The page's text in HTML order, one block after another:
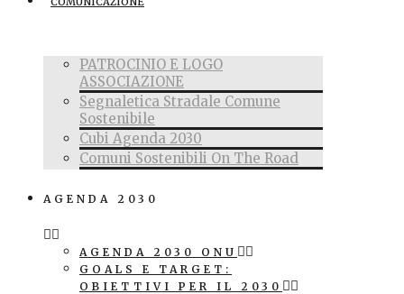
PATROCINIO E LOGO
ASSOCIAZIONE
Segnaletica Stradale Comune
Sostenibile
Cubi Agenda 2030
Comuni Sostenibili On The Road
AGENDA 2030
AGENDA 2030 ONU
GOALS E TARGET:
OBIETTIVI PER IL 2030